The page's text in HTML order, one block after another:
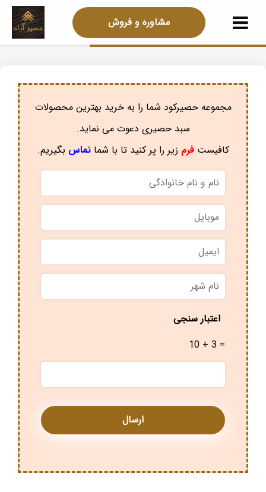
مشاوره و فروش
مجموعه حصیرکود شما را به خرید بهترین محصولات
سبد حصیری دعوت می نماید.
کافیستفرم زیر را پر کنید تا با شماتماس بگیریم.
نام
و
نام
خانوادگی
موبایل
ایمیل
نام
شهر *
اعتبار سنجی
10 + 3 =